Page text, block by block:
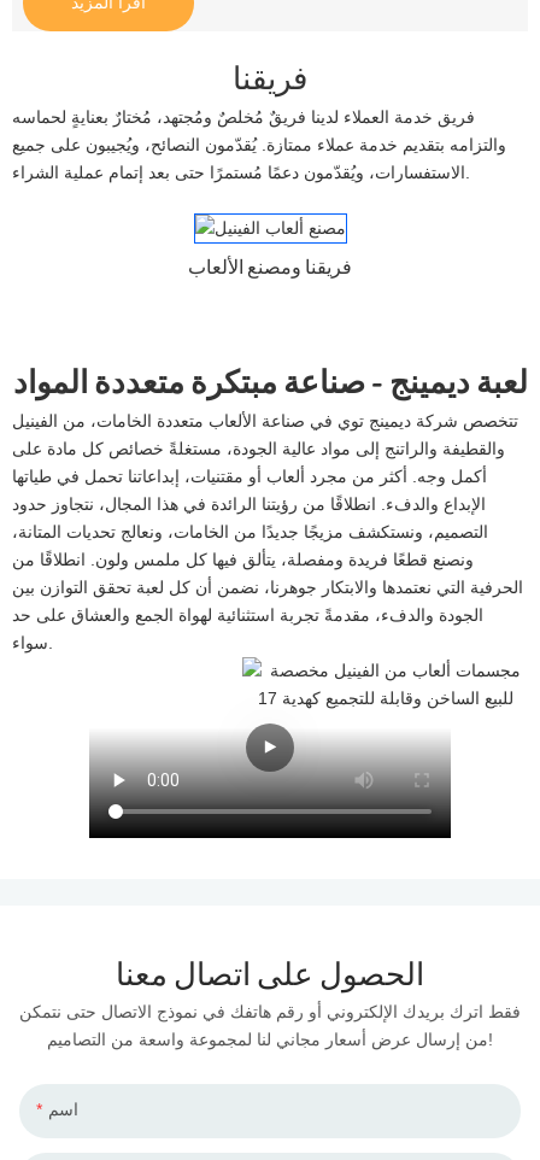
فريقنا
فريق خدمة العملاء لدينا فريقٌ مُخلصٌ ومُجتهد، مُختارٌ بعنايةٍ لحماسه
والتزامه بتقديم خدمة عملاء ممتازة. يُقدّمون النصائح، ويُجيبون على جميع
فريقنا ومصنع الألعاب
لعبة ديمينج - صناعة مبتكرة متعددة المواد
تتخصص شركة ديمينج توي في صناعة الألعاب متعددة الخامات، من الفينيل
والقطيفة والراتنج إلى مواد عالية الجودة، مستغلةً خصائص كل مادة على
أكمل وجه. أكثر من مجرد ألعاب أو مقتنيات، إبداعاتنا تحمل في طياتها
الإبداع والدفء. انطلاقًا من رؤيتنا الرائدة في هذا المجال، نتجاوز حدود
التصميم، ونستكشف مزيجًا جديدًا من الخامات، ونعالج تحديات المتانة،
ونصنع قطعًا فريدة ومفصلة، ​​يتألق فيها كل ملمس ولون. انطلاقًا من
الحرفية التي نعتمدها والابتكار جوهرنا، نضمن أن كل لعبة تحقق التوازن بين
الجودة والدفء، مقدمةً تجربة استثنائية لهواة الجمع والعشاق على حد
الحصول على اتصال معنا
فقط اترك بريدك الإلكتروني أو رقم هاتفك في نموذج الاتصال حتى نتمكن
من إرسال عرض أسعار مجاني لنا لمجموعة واسعة من التصاميم!
اسم